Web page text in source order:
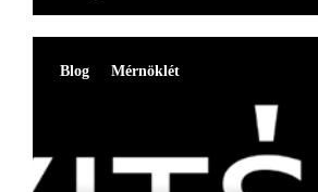
Blog Mérnöklét